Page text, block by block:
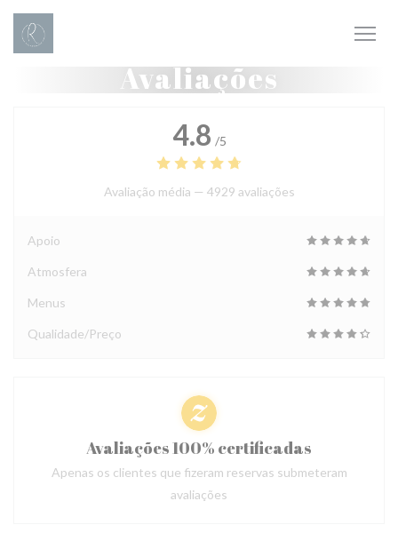
Painel de Gerenciamento de Cookies
Avaliações
4.8 /5
Avaliação média — 4929 avaliações
Apoio
Atmosfera
Menus
Qualidade/Preço
Avaliações 100% certificadas
Apenas os clientes que fizeram reservas submeteram
avaliações